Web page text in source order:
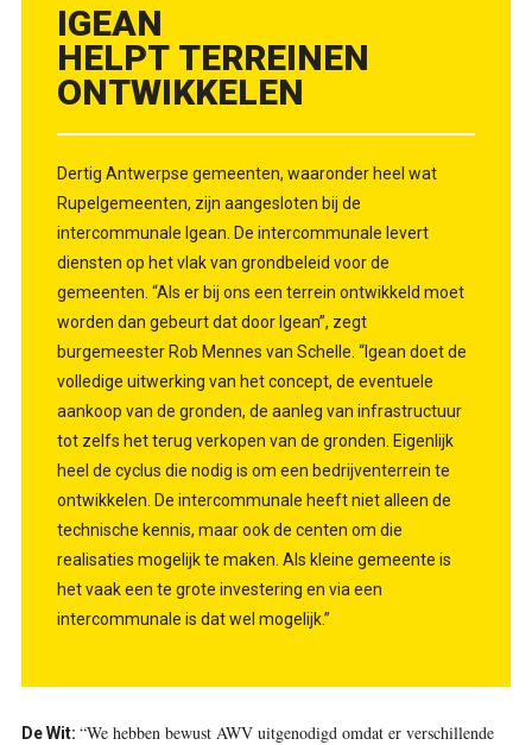
IGEAN
HELPT TERREINEN
ONTWIKKELEN
Dertig Antwerpse gemeenten, waaronder heel wat
Rupelgemeenten, zijn aangesloten bij de
intercommunale Igean. De intercommunale levert
diensten op het vlak van grondbeleid voor de
gemeenten. “Als er bij ons een terrein ontwikkeld moet
worden dan gebeurt dat door Igean”, zegt
burgemeester Rob Mennes van Schelle. “Igean doet de
volledige uitwerking van het concept, de eventuele
aankoop van de gronden, de aanleg van infrastructuur
tot zelfs het terug verkopen van de gronden. Eigenlijk
heel de cyclus die nodig is om een bedrijventerrein te
ontwikkelen. De intercommunale heeft niet alleen de
technische kennis, maar ook de centen om die
realisaties mogelijk te maken. Als kleine gemeente is
het vaak een te grote investering en via een
intercommunale is dat wel mogelijk.”
De Wit: “We hebben bewust AWV uitgenodigd omdat er verschillende